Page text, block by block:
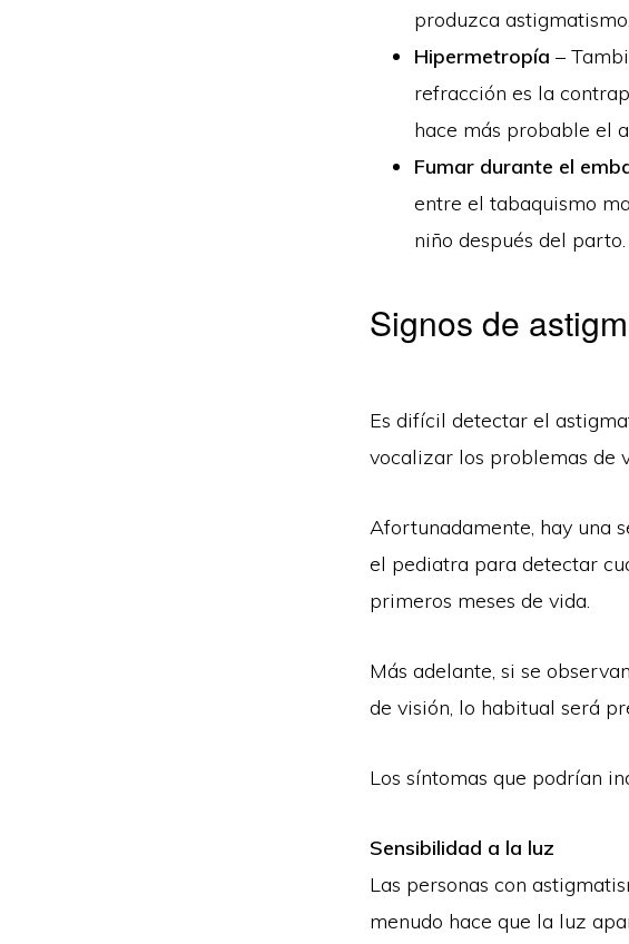
produzca astigmatismo.
Hipermetropía –
refracción es la
hace más probable el
Fumar durante el
entre el tabaquismo
niño después del parto.
Signos de
Es difícil detectar el
vocalizar los problemas de
Afortunadamente, hay una
el pediatra para detectar
primeros meses de vida.
Más adelante, si se
de visión, lo habitual será
Los síntomas que podrían
Sensibilidad a la luz
Las personas con
menudo hace que la luz